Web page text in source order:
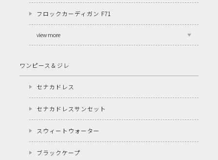
フロックカーディガン F71
view more
ワンピース＆ジレ
セナカドレス
セナカドレスサンセット
スウィートウォーター
ブラックケープ